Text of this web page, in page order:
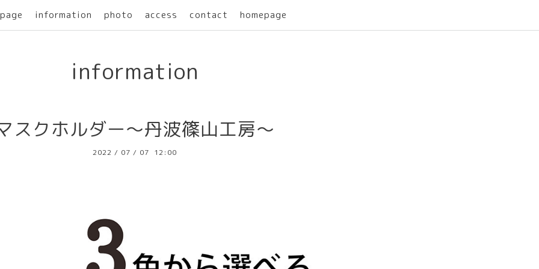
information photo access contact homepage
information
スクホルダー～丹波篠山工房～
2022 / 07 / 07 12:00